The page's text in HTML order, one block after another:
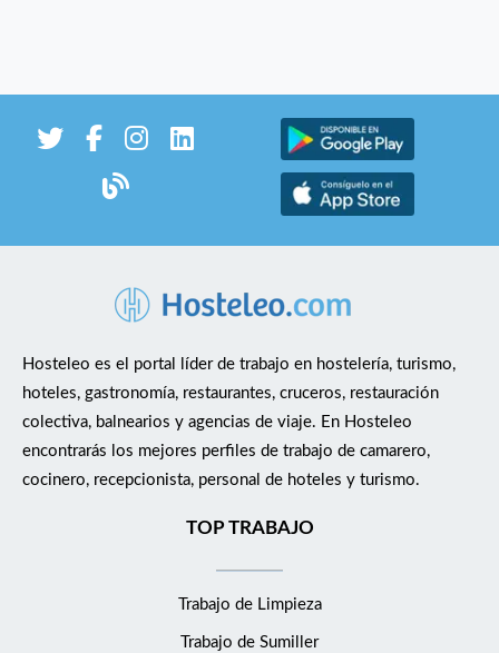
Hosteleo es el portal líder de trabajo en hostelería, turismo,
hoteles, gastronomía, restaurantes, cruceros, restauración
colectiva, balnearios y agencias de viaje. En Hosteleo
encontrarás los mejores perfiles de trabajo de camarero,
cocinero, recepcionista, personal de hoteles y turismo.
TOP TRABAJO
Trabajo de Limpieza
Trabajo de Sumiller